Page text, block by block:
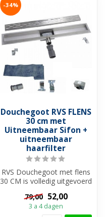
-34%
Douchegoot RVS FLENS
30 cm met
Uitneembaar Sifon +
uitneembaar
haarfilter
RVS Douchegoot met flens
30 CM is volledig uitgevoerd
79,00 52,00
3 a 4 dagen